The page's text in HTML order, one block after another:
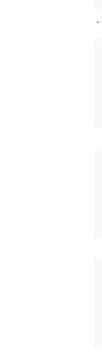
.